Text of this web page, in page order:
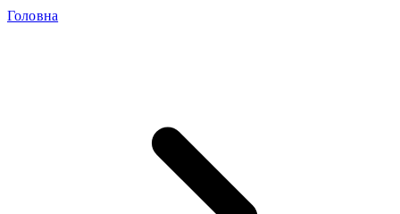
Головна